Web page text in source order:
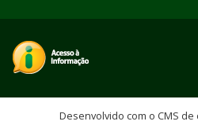
Desenvolvido com o CMS